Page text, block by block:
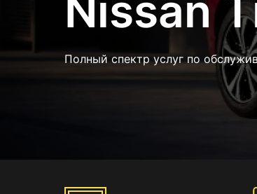
Полный спектр услуг по